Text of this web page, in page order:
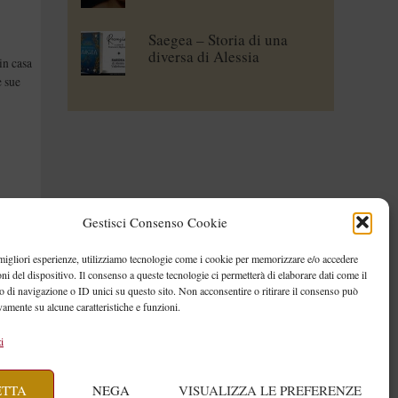
Gestisci Consenso Cookie
esperienze, utilizziamo tecnologie come i cookie per memorizzare e/o accedere
del dispositivo. Il consenso a queste tecnologie ci permetterà di elaborare dati come il
di navigazione o ID unici su questo sito. Non acconsentire o ritirare il consenso può
su alcune caratteristiche e funzioni.
NEGA VISUALIZZA LE PREFERENZE
casa
Saegea – Storia di una
diversa di Alessia